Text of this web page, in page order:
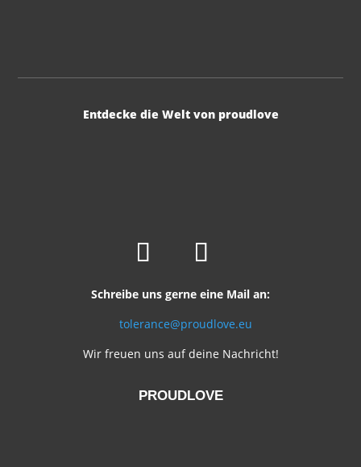
Entdecke die Welt von proudlove
Schreibe uns gerne eine Mail an:
tolerance@proudlove.eu
Wir freuen uns auf deine Nachricht!
PROUDLOVE